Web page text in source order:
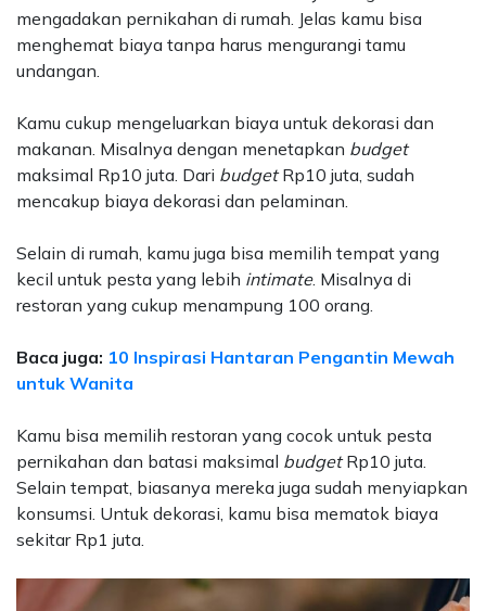
mengadakan pernikahan di rumah. Jelas kamu bisa
menghemat biaya tanpa harus mengurangi tamu
undangan.
Kamu cukup mengeluarkan biaya untuk dekorasi dan
makanan. Misalnya dengan menetapkan budget
maksimal Rp10 juta. Dari budgetRp10 juta, sudah
mencakup biaya dekorasi dan pelaminan.
Selain di rumah, kamu juga bisa memilih tempat yang
kecil untuk pesta yang lebih intimate. Misalnya di
restoran yang cukup menampung 100 orang.
Baca juga: 10 Inspirasi Hantaran Pengantin Mewah
untuk Wanita
Kamu bisa memilih restoran yang cocok untuk pesta
pernikahan dan batasi maksimal budgetRp10 juta.
Selain tempat, biasanya mereka juga sudah menyiapkan
konsumsi. Untuk dekorasi, kamu bisa mematok biaya
sekitar Rp1 juta.